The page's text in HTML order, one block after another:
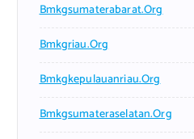
Bmkgsumaterabarat.org
Bmkgriau.org
Bmkgkepulauanriau.org
Bmkgsumateraselatan.org